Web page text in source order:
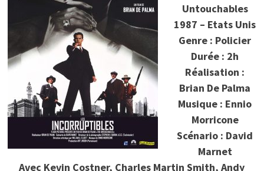
Untouchables
1987 – Etats Unis
Genre : Policier
Durée : 2h
Réalisation :
Brian De Palma
Musique : Ennio
Morricone
Scénario : David
Marnet
Avec Kevin Costner, Charles Martin Smith, Andy